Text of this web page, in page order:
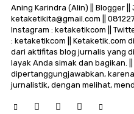
Aning Karindra (Alin) || Blogger ||
ketaketikita@gmail.com ||
Instagram : ketaketikcom ||
: ketaketikcom || Ketaketik.com
dari aktifitas blog jurnalis yang
layak Anda simak dan bagikan.
dipertanggungjawabkan,
jurnalistik, dengan melihat,